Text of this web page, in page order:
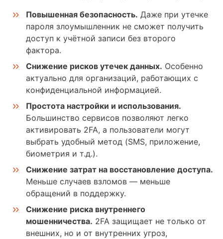
Повышенная безопасность. Даже при утечке
пароля злоумышленник не сможет получить
доступ к учётной записи без второго
фактора.
Снижение рисков утечек данных. Особенно
актуально для организаций, работающих с
конфиденциальной информацией.
Простота настройки и использования.
Большинство сервисов позволяют легко
активировать 2FA, а пользователи могут
выбрать удобный метод (SMS, приложение,
биометрия и т.д.).
Снижение затрат на восстановление доступа.
Меньше случаев взломов — меньше
обращений в поддержку.
Снижение риска внутреннего
мошенничества. 2FA защищает не только от
внешних, но и от внутренних угроз,